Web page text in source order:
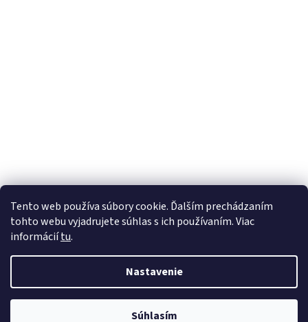
Tento web používa súbory cookie. Ďalším prechádzaním
tohto webu vyjadrujete súhlas s ich používaním. Viac
informáciítu.
Nastavenie
Súhlasím
Vytvoril Shoptet
mojefarby.sk. Všetky práva vyhradené.